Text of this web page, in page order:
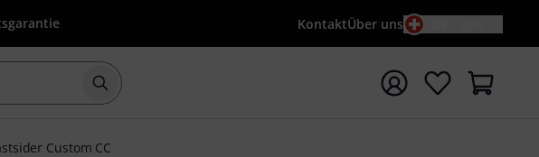
KontaktÜber uns
Suche mit Suchwort {searchTerm} starten
Custom CC